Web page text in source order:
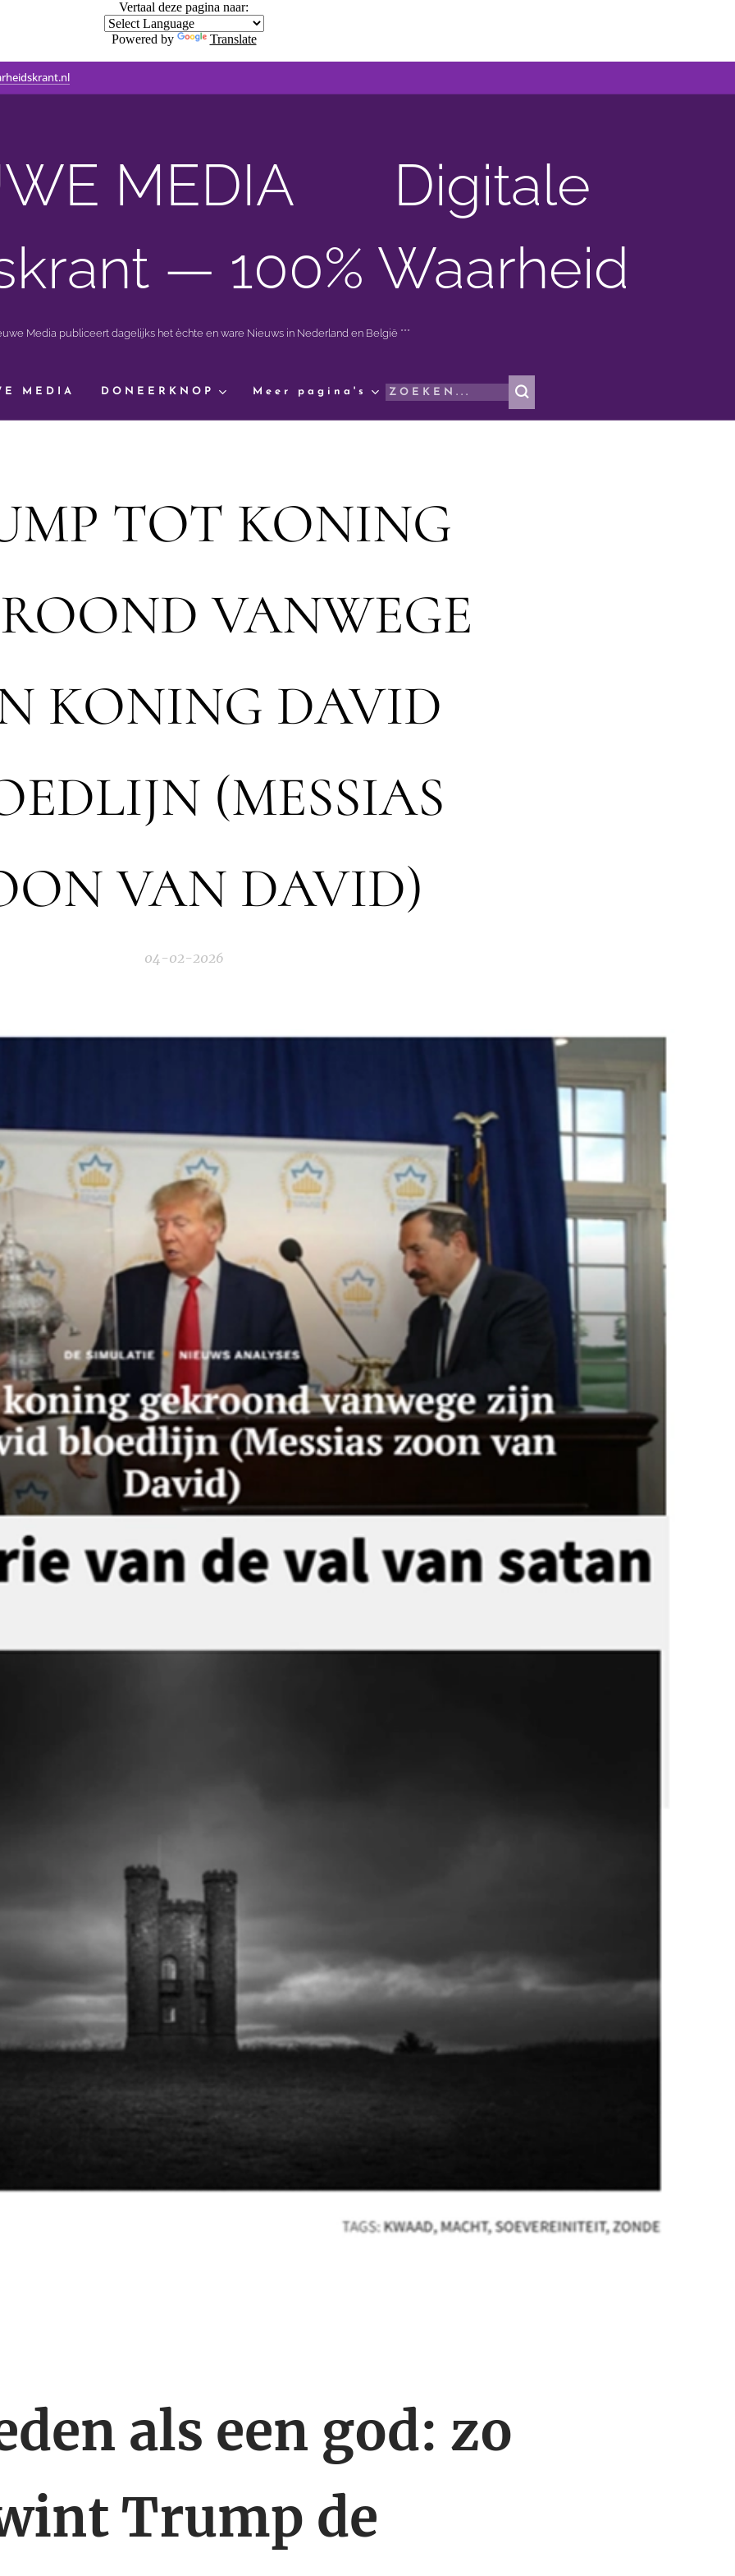
Vertaal deze pagina naar:
Powered by Translate
MEDIA 🟣 Digitale
— 100% Waarheid
Media publiceert dagelijks het èchte en ware Nieuws in Nederland en België ***
MEDIA DONEERKNOP Meer pagina's
TOT KONING
VANWEGE
KONING DAVID
(MESSIAS
VAN DAVID)
04-02-2026
als een god: zo
Trump de